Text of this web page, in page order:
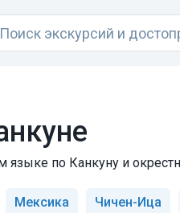
языке по Канкуну и
Мексика Чичен-Ица